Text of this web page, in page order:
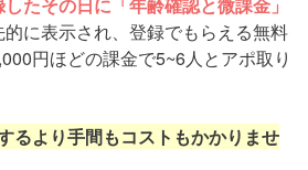
に表示され、登録でもらえる無料
円ほどの課金で5~6人とアポ取り
るより手間もコストもかかりませ